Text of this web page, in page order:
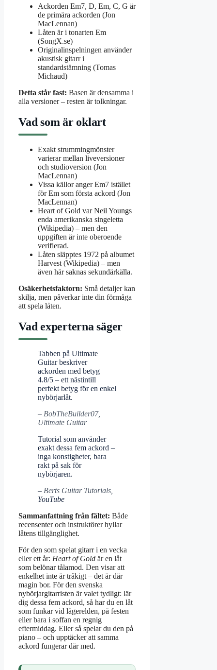
Ackorden Em7, D, Em, C, G är
de primära ackorden (Jon
MacLennan)
Låten är i tonarten Em
(SongX.se)
Originalinspelningen använder
akustisk gitarr i
standardstämning (Tomas
Michaud)
Detta står fast: Basen är densamma i
alla versioner – resten är tolkningar.
Vad som är oklart
Exakt strummingmönster
varierar mellan liveversioner
och studioversion (Jon
MacLennan)
Vissa källor anger Em7 istället
för Em som första ackord (Jon
MacLennan)
Heart of Gold var Neil Youngs
enda amerikanska singeletta
(Wikipedia) – men den
uppgiften är inte oberoende
verifierad.
Låten släpptes 1972 på albumet
Harvest (Wikipedia) – men
även här saknas sekundärkälla.
Osäkerhetsfaktorn: Små detaljer kan
skilja, men påverkar inte din förmåga
att spela låten.
Vad experterna säger
Tabben på Ultimate
Guitar beskriver
ackorden med betyg
4.8/5 – ett nästintill
perfekt betyg för en enkel
nybörjarlåt.
– BobTheBuilder07,
Ultimate Guitar
Tutorial som använder
exakt dessa fem ackord –
inga konstigheter, bara
rakt på sak för
nybörjaren.
– Berts Guitar Tutorials,
YouTube
Sammanfattning från fältet: Både
recensenter och instruktörer hyllar
låtens tillgänglighet.
För den som spelat gitarr i en vecka
eller ett år: Heart of Gold är en låt
som belönar tålamod. Den visar att
enkelhet inte är tråkigt – det är där
magin bor. För den svenska
nybörjargitarristen är valet tydligt: lär
dig dessa fem ackord, så har du en låt
som funkar vid lägerelden, på festen
eller bara i soffan en regnig
eftermiddag. Eller så spelar du den på
piano – och upptäcker att samma
ackord fungerar där med.